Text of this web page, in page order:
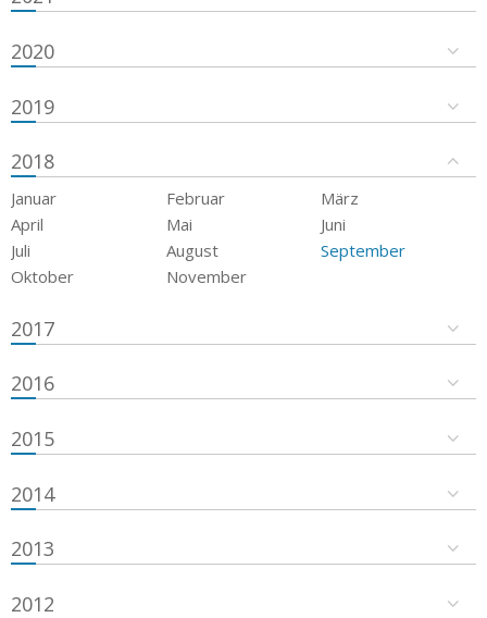
2020
2019
2018
Januar Februar
März
April
Mai
Juni
Juli
August
September
Oktober
November
2017
2016
2015
2014
2013
2012